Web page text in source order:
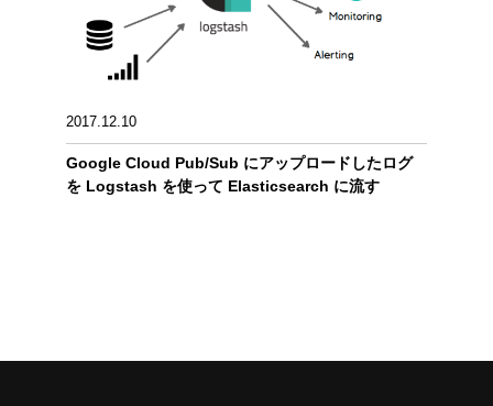
2017.12.10
Google Cloud Pub/Sub にアップロードしたログ
を Logstash を使って Elasticsearch に流す